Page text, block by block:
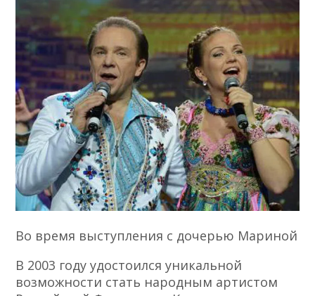
Во время выступления с дочерью Мариной
В 2003 году удостоился уникальной
возможности стать народным артистом